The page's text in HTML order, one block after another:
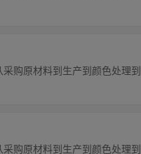
购原材料到生产到颜色处理
购原材料到生产到颜色处理